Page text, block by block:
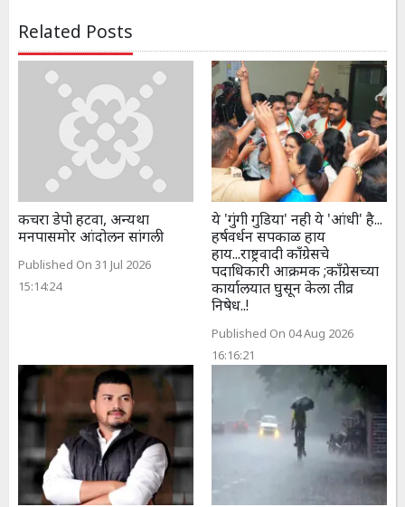
Related Posts
कचरा डेपो हटवा, अन्यथा
मनपासमोर आंदोलन सांगली
Published On 31 Jul 2026
15:14:24
ये 'गुंगी गुडिया' नही ये 'आंधी' है...
हर्षवर्धन सपकाळ हाय
हाय...राष्ट्रवादी काँग्रेसचे
पदाधिकारी आक्रमक ;कॉंग्रेसच्या
कार्यालयात घुसून केला तीव्र
निषेध..!
Published On 04 Aug 2026
16:16:21